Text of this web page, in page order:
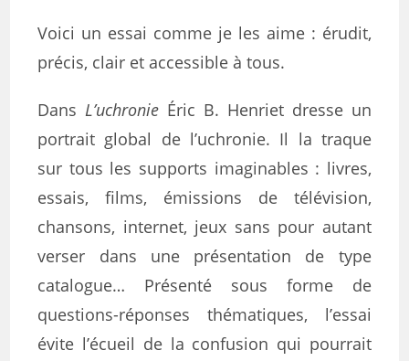
Voici un essai comme je les aime : érudit,
précis, clair et accessible à tous.
DansL’uchronie Éric B. Henriet dresse un
portrait global de l’uchronie. Il la traque
sur tous les supports imaginables : livres,
essais, films, émissions de télévision,
chansons, internet, jeux sans pour autant
verser dans une présentation de type
catalogue… Présenté sous forme de
questions-réponses thématiques, l’essai
évite l’écueil de la confusion qui pourrait